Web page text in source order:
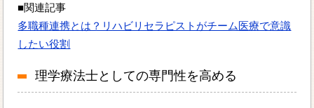
■関連記事
多職種連携とは？リハビリセラピストがチーム医療で意識
したい役割
理学療法士としての専門性を高める